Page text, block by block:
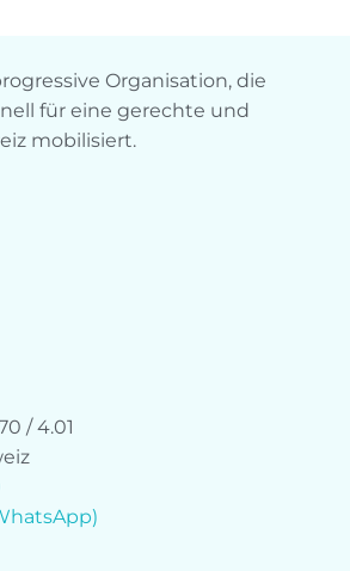
Organisation, die
für eine gerechte und
mobilisiert.
/ 4.01